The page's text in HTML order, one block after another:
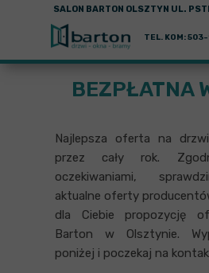
SALON BARTON OLSZTYN UL.
TEL. KOM:
BEZPŁATNA
Najlepsza oferta na
przez cały rok.
oczekiwaniami,
aktualne oferty
dla Ciebie propozycję
Barton w Olsztynie.
poniżej i poczekaj na